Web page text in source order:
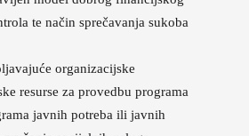
te način sprečavanja sukoba
organizacijske
resurse za provedbu programa
javnih potreba ili javnih